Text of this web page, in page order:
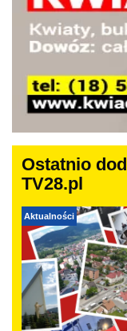
Ostatnio
TV28.pl
Aktualności